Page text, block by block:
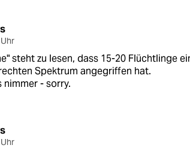
steht zu lesen, dass 15-20 Flüchtlinge
Spektrum angegriffen hat.
nimmer - sorry.